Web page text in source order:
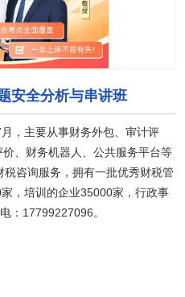
安全分析与串讲班
，主要从事财务外包、审计评
、财务机器人、公共服务平台等
咨询服务，拥有一批优秀财税管
，培训的企业35000家，行政事
：17799227096。